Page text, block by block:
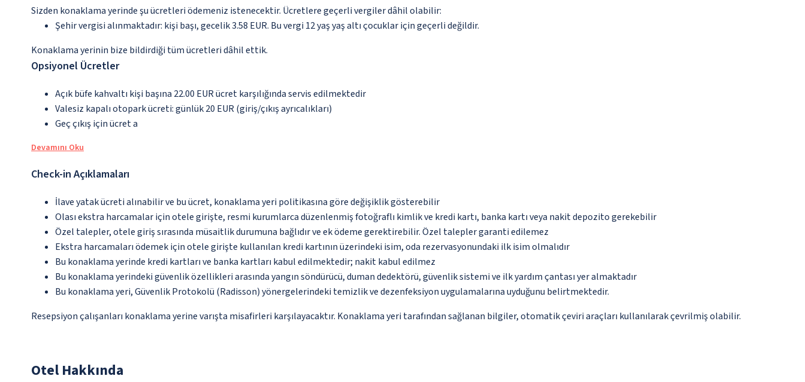
Sizden konaklama yerinde şu ücretleri ödemeniz istenecektir. Ücretlere geçerli vergiler dâhil olabilir:
Şehir vergisi alınmaktadır: kişi başı, gecelik 3.58 EUR. Bu vergi 12 yaş yaş altı çocuklar için geçerli değildir.
Konaklama yerinin bize bildirdiği tüm ücretleri dâhil ettik.
Opsiyonel Ücretler
Açık büfe kahvaltı kişi başına 22.00 EUR ücret karşılığında servis edilmektedir
Valesiz kapalı otopark ücreti: günlük 20 EUR (giriş/çıkış ayrıcalıkları)
Geç çıkış için ücret a
Devamını Oku
Check-in Açıklamaları
İlave yatak ücreti alınabilir ve bu ücret, konaklama yeri politikasına göre değişiklik gösterebilir
Olası ekstra harcamalar için otele girişte, resmi kurumlarca düzenlenmiş fotoğraflı kimlik ve kredi kartı, banka kartı veya nakit depozito gerekebilir
Özel talepler, otele giriş sırasında müsaitlik durumuna bağlıdır ve ek ödeme gerektirebilir. Özel talepler garanti edilemez
Ekstra harcamaları ödemek için otele girişte kullanılan kredi kartının üzerindeki isim, oda rezervasyonundaki ilk isim olmalıdır
Bu konaklama yerinde kredi kartları ve banka kartları kabul edilmektedir; nakit kabul edilmez
Bu konaklama yerindeki güvenlik özellikleri arasında yangın söndürücü, duman dedektörü, güvenlik sistemi ve ilk yardım çantası yer almaktadır
Bu konaklama yeri, Güvenlik Protokolü (Radisson) yönergelerindeki temizlik ve dezenfeksiyon uygulamalarına uyduğunu belirtmektedir.
Resepsiyon çalışanları konaklama yerine varışta misafirleri karşılayacaktır. Konaklama yeri tarafından sağlanan bilgiler, otomatik çeviri araçları kullanılarak çevrilmiş olabilir.
Otel Hakkında